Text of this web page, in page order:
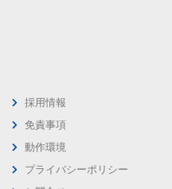
採用情報
免責事項
動作環境
プライバシーポリシー